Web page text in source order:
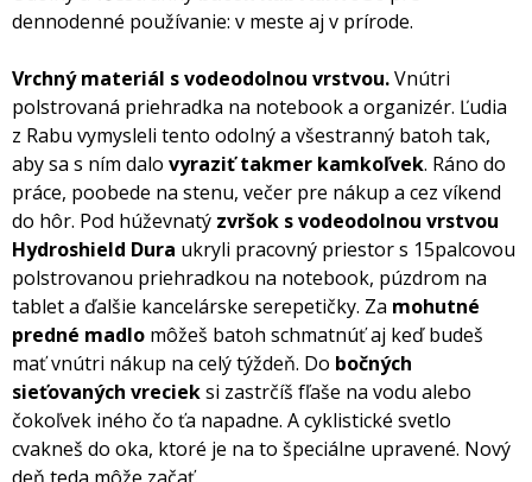
dennodenné používanie: v meste aj v prírode.
Vrchný materiál s vodeodolnou vrstvou.Vnútri
polstrovaná priehradka na notebook a organizér. Ľudia
z Rabu vymysleli tento odolný a všestranný batoh tak,
aby sa s ním dalo vyraziť takmer kamkoľvek. Ráno do
práce, poobede na stenu, večer pre nákup a cez víkend
do hôr. Pod húževnatý zvršok s vodeodolnou vrstvou
Hydroshield Dura ukryli pracovný priestor s 15palcovou
polstrovanou priehradkou na notebook, púzdrom na
tablet a ďalšie kancelárske serepetičky. Za mohutné
predné madlo môžeš batoh schmatnúť aj keď budeš
mať vnútri nákup na celý týždeň. Do bočných
sieťovaných vrecieksi zastrčíš fľaše na vodu alebo
čokoľvek iného čo ťa napadne. A cyklistické svetlo
cvakneš do oka, ktoré je na to špeciálne upravené. Nový